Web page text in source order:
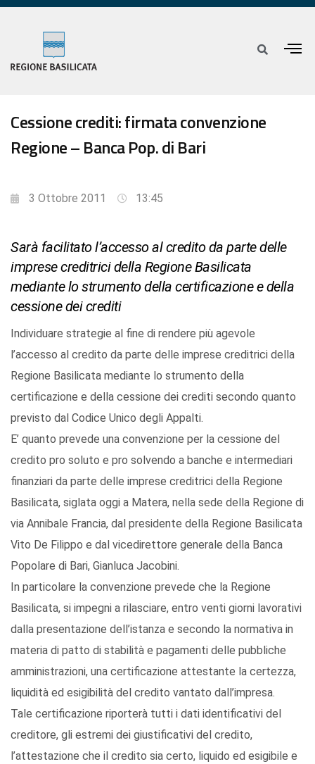
Cessione crediti: firmata convenzione
Regione – Banca Pop. di Bari
3 Ottobre 2011 13:45
Sarà facilitato l’accesso al credito da parte delle
imprese creditrici della Regione Basilicata
mediante lo strumento della certificazione e della
cessione dei crediti
Individuare strategie al fine di rendere più agevole
l’accesso al credito da parte delle imprese creditrici della
Regione Basilicata mediante lo strumento della
certificazione e della cessione dei crediti secondo quanto
previsto dal Codice Unico degli Appalti.
E’ quanto prevede una convenzione per la cessione del
credito pro soluto e pro solvendo a banche e intermediari
finanziari da parte delle imprese creditrici della Regione
Basilicata, siglata oggi a Matera, nella sede della Regione di
via Annibale Francia, dal presidente della Regione Basilicata
Vito De Filippo e dal vicedirettore generale della Banca
Popolare di Bari, Gianluca Jacobini.
In particolare la convenzione prevede che la Regione
Basilicata, si impegni a rilasciare, entro venti giorni lavorativi
dalla presentazione dell’istanza e secondo la normativa in
materia di patto di stabilità e pagamenti delle pubbliche
amministrazioni, una certificazione attestante la certezza,
liquidità ed esigibilità del credito vantato dall’impresa.
Tale certificazione riporterà tutti i dati identificativi del
creditore, gli estremi dei giustificativi del credito,
l’attestazione che il credito sia certo, liquido ed esigibile e